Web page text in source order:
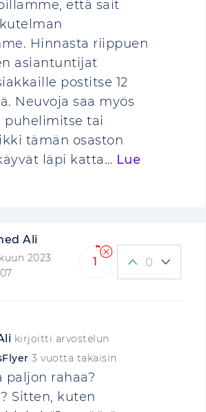
että sait
Hinnasta riippuen
asiantuntijat
postitse 12
Neuvoja saa myös
puhelimitse tai
tämän osaston
läpi katta… Lue
Ali
2023
1 0
kirjoitti arvostelun
3 vuotta takaisin
paljon rahaa?
Sitten, kuten